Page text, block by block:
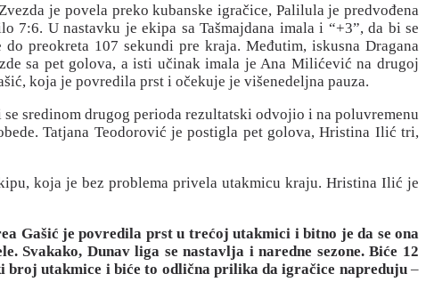
je povela preko kubanske igračice, Palilula je predvođena
U nastavku je ekipa sa Tašmajdana imala i “+3”, da bi se
preokreta 107 sekundi pre kraja. Međutim, iskusna Dragana
sa pet golova, a isti učinak imala je Ana Milićević na drugoj
koja je povredila prst i očekuje je višenedeljna pauza.
sredinom drugog perioda rezultatski odvojio i na poluvremenu
Tatjana Teodorović je postigla pet golova, Hristina Ilić tri,
koja je bez problema privela utakmicu kraju. Hristina Ilić je
Gašić je povredila prst u trećoj utakmici i bitno je da se ona
Svakako, Dunav liga se nastavlja i naredne sezone. Biće 12
utakmice i biće to odlična prilika da igračice napreduju–